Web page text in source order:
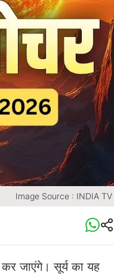
Image Source : INDIA TV
जाएंगे। सूर्य का यह